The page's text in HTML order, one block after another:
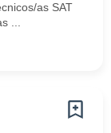
as SAT
...